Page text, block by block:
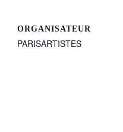
ORGANISATEUR
PARISARTISTES